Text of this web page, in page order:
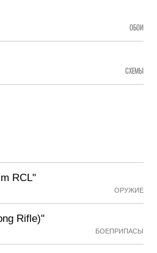
ОБОИ
СХЕМЫ
RCL"
ОРУЖИЕ
Rifle)"
БОЕПРИПАСЫ